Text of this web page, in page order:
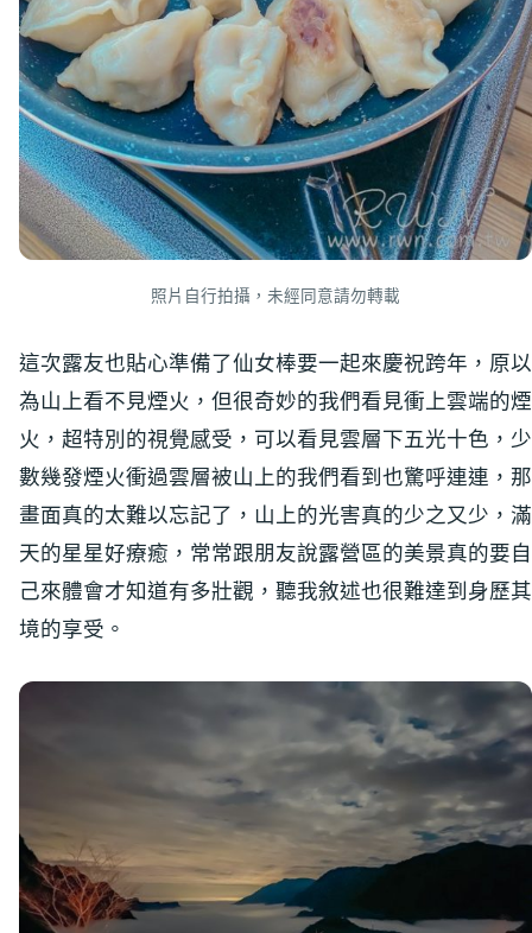
照片自行拍攝，未經同意請勿轉載
這次露友也貼心準備了仙女棒要一起來慶祝跨年，原以
為山上看不見煙火，但很奇妙的我們看見衝上雲端的煙
火，超特別的視覺感受，可以看見雲層下五光十色，少
數幾發煙火衝過雲層被山上的我們看到也驚呼連連，那
畫面真的太難以忘記了，山上的光害真的少之又少，滿
天的星星好療癒，常常跟朋友說露營區的美景真的要自
己來體會才知道有多壯觀，聽我敘述也很難達到身歷其
境的享受。